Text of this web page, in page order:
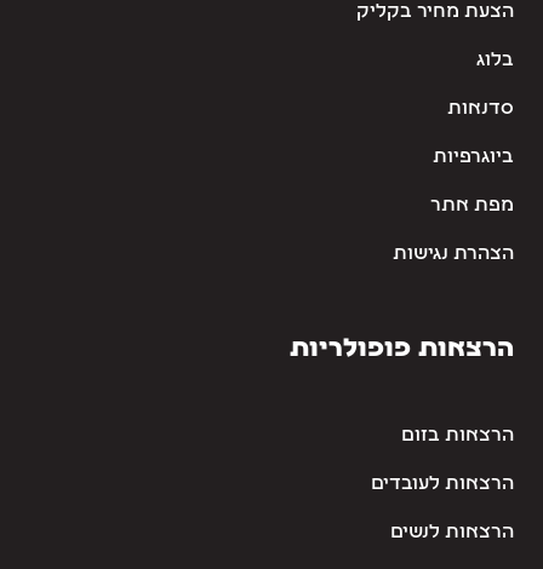
הצעת מחיר בקליק
בלוג
סדנאות
ביוגרפיות
מפת אתר
הצהרת נגישות
הרצאות פופולריות
הרצאות בזום
הרצאות לעובדים
הרצאות לנשים